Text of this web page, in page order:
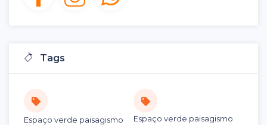
Tags
Espaço verde paisagismo
Espaço verde paisagismo